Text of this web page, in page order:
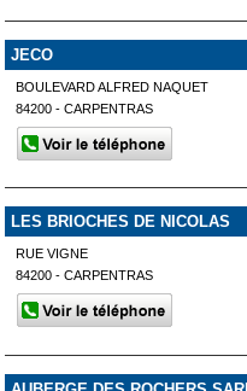
JECO
BOULEVARD ALFRED NAQUET
84200 - CARPENTRAS
LES BRIOCHES DE NICOLAS
RUE VIGNE
84200 - CARPENTRAS